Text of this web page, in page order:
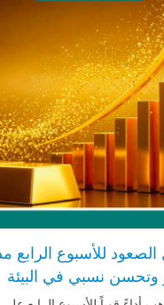
للأسبوع الرابع
وتحسن نسبي في البيئة